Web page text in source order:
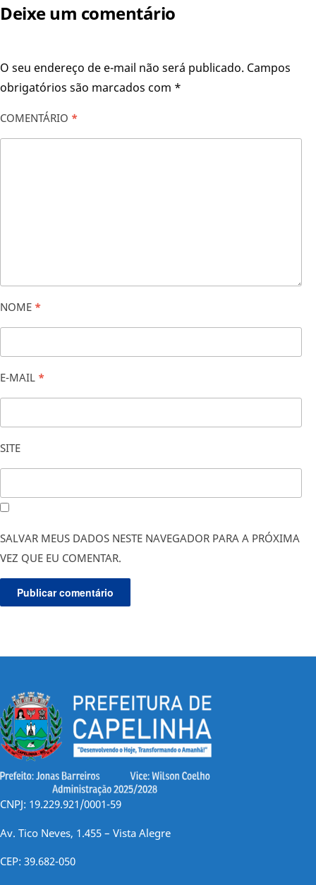
Deixe um comentário
O seu endereço de e-mail não será publicado. Campos
obrigatórios são marcados com *
COMENTÁRIO *
NOME *
E-MAIL *
SITE
SALVAR MEUS DADOS NESTE NAVEGADOR PARA A PRÓXIMA
VEZ QUE EU COMENTAR.
CNPJ: 19.229.921/0001-59
Av. Tico Neves, 1.455 – Vista Alegre
CEP: 39.682-050